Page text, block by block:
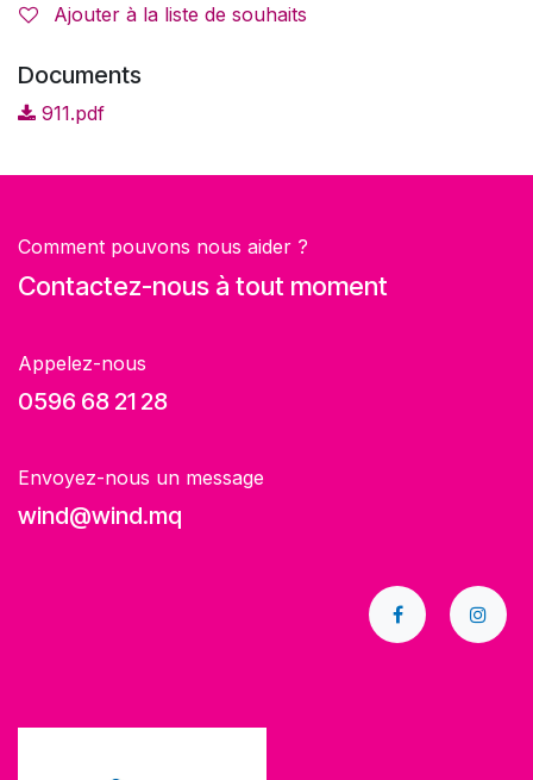
Ajouter à la liste de souhaits
Documents
911.pdf
Comment pouvons nous aider ?
Contactez-nous à tout moment
Appelez-nous
0596 68 21 28
Envoyez-nous un message
wind@wind.mq